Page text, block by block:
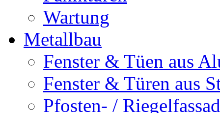
Wartung
Metallbau
Fenster & Tüen aus
Fenster & Türen aus
Pfosten- /